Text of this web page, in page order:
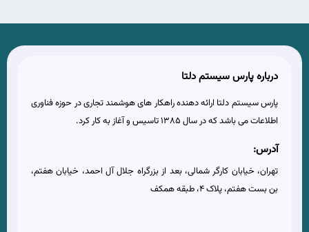
درباره پارس سیستم دلتا
پارس سیستم دلتا ارائه دهنده راهکار های هوشمند تجاری در حوزه فناوری
اطلاعات می باشد که در سال 1385 تاسیس و آغاز به کار کرد.
آدرس:
تهران، خیابان کارگر شمالی، بعد از بزرگراه جلال آل احمد، خیابان هفتم،
بن بست هفتم، پلاک 4، طبقه همکف